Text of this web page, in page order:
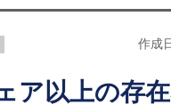
作成
以上の存